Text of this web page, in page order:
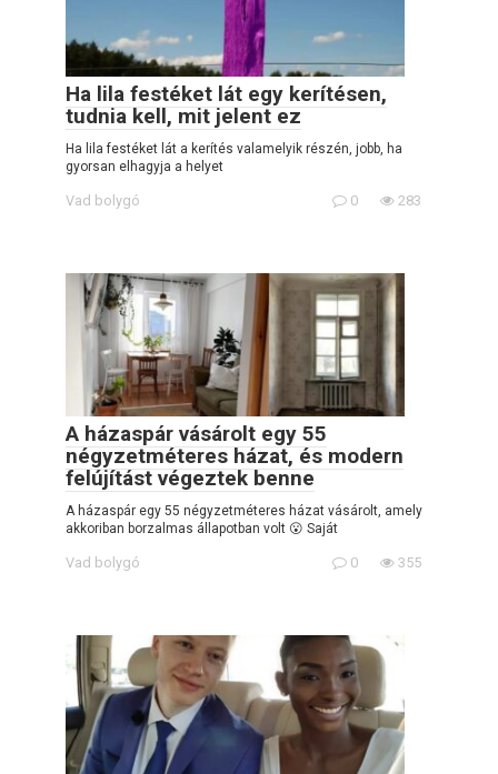
Ha lila festéket lát egy kerítésen,
tudnia kell, mit jelent ez
Ha lila festéket lát a kerítés valamelyik részén, jobb, ha
gyorsan elhagyja a helyet
Vad bolygó 0 283
A házaspár vásárolt egy 55
négyzetméteres házat, és modern
felújítást végeztek benne
A házaspár egy 55 négyzetméteres házat vásárolt, amely
akkoriban borzalmas állapotban volt 😮 Saját
Vad bolygó 0 355